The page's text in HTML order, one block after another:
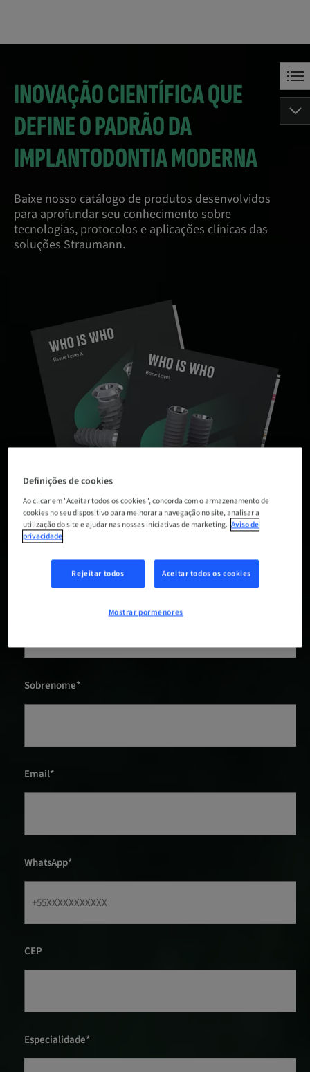
INOVAÇÃO CIENTÍFICA QUE
DEFINE O PADRÃO DA
IMPLANTODONTIA MODERNA
Baixe nosso catálogo de produtos desenvolvidos
para aprofundar seu conhecimento sobre
tecnologias, protocolos e aplicações clínicas das
soluções Straumann.
Definições de cookies
Ao clicar em "Aceitar todos os cookies", concorda com o armazenamento de
cookies no seu dispositivo para melhorar a navegação no site, analisar a
utilização do site e ajudar nas nossas iniciativas de marketing. Aviso de
privacidade
Rejeitar todos Aceitar todos os cookies
Mostrar pormenores